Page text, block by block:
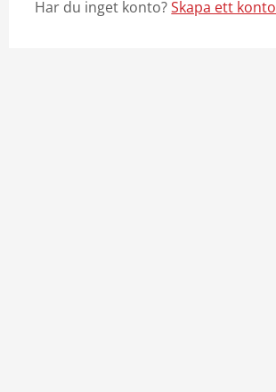
Har du inget konto?Skapa ett konto